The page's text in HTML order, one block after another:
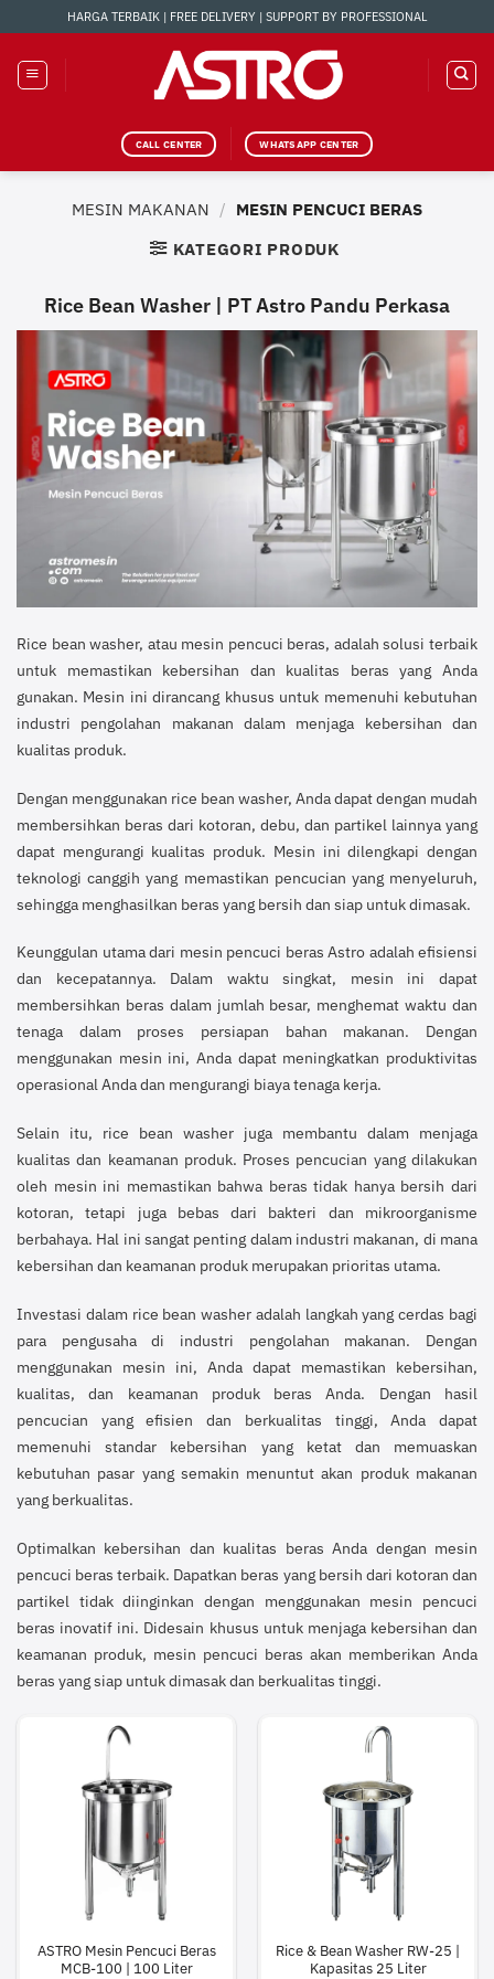
to
content
HARGA TERBAIK | FREE DELIVERY | SUPPORT BY PROFESSIONAL
CALL CENTER WHATSAPP CENTER
MESIN MAKANAN / MESIN PENCUCI BERAS
KATEGORI PRODUK
Rice Bean Washer | PT Astro Pandu Perkasa
Rice bean washer, atau mesin pencuci beras, adalah solusi terbaik
untuk memastikan kebersihan dan kualitas beras yang Anda
gunakan. Mesin ini dirancang khusus untuk memenuhi kebutuhan
industri pengolahan makanan dalam menjaga kebersihan dan
kualitas produk.
Dengan menggunakan rice bean washer, Anda dapat dengan mudah
membersihkan beras dari kotoran, debu, dan partikel lainnya yang
dapat mengurangi kualitas produk. Mesin ini dilengkapi dengan
teknologi canggih yang memastikan pencucian yang menyeluruh,
sehingga menghasilkan beras yang bersih dan siap untuk dimasak.
Keunggulan utama dari mesin pencuci beras Astro adalah efisiensi
dan kecepatannya. Dalam waktu singkat, mesin ini dapat
membersihkan beras dalam jumlah besar, menghemat waktu dan
tenaga dalam proses persiapan bahan makanan. Dengan
menggunakan mesin ini, Anda dapat meningkatkan produktivitas
operasional Anda dan mengurangi biaya tenaga kerja.
Selain itu, rice bean washer juga membantu dalam menjaga
kualitas dan keamanan produk. Proses pencucian yang dilakukan
oleh mesin ini memastikan bahwa beras tidak hanya bersih dari
kotoran, tetapi juga bebas dari bakteri dan mikroorganisme
berbahaya. Hal ini sangat penting dalam industri makanan, di mana
kebersihan dan keamanan produk merupakan prioritas utama.
Investasi dalam rice bean washer adalah langkah yang cerdas bagi
para pengusaha di industri pengolahan makanan. Dengan
menggunakan mesin ini, Anda dapat memastikan kebersihan,
kualitas, dan keamanan produk beras Anda. Dengan hasil
pencucian yang efisien dan berkualitas tinggi, Anda dapat
memenuhi standar kebersihan yang ketat dan memuaskan
kebutuhan pasar yang semakin menuntut akan produk makanan
yang berkualitas.
Optimalkan kebersihan dan kualitas beras Anda dengan mesin
pencuci beras terbaik. Dapatkan beras yang bersih dari kotoran dan
partikel tidak diinginkan dengan menggunakan mesin pencuci
beras inovatif ini. Didesain khusus untuk menjaga kebersihan dan
keamanan produk, mesin pencuci beras akan memberikan Anda
beras yang siap untuk dimasak dan berkualitas tinggi.
ASTRO Mesin Pencuci Beras
MCB-100 | 100 Liter
Rice & Bean Washer RW-25 |
Kapasitas 25 Liter